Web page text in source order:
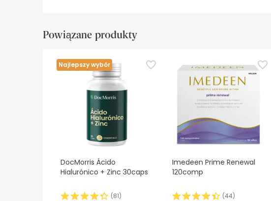
Powiązane produkty
Najlepszy wybór
DocMorris Ácido
Hialurónico + Zinc 30caps
(81)
Imedeen Prime Renewal
120comp
(44)